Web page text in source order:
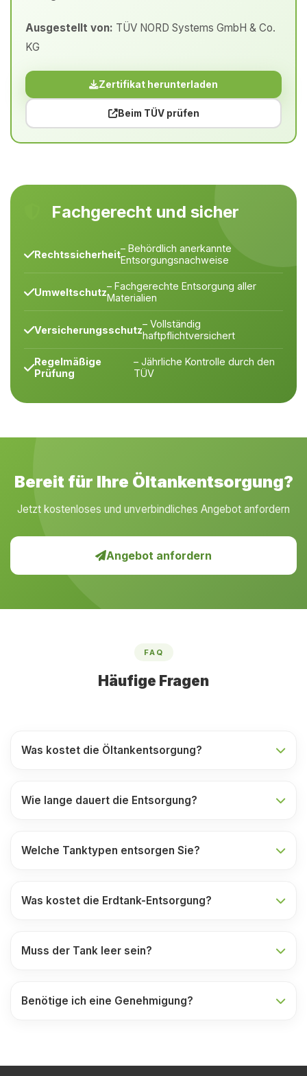
Ausgestellt von: TÜV NORD Systems GmbH & Co.
KG
Zertifikat herunterladen
Beim TÜV prüfen
Fachgerecht und sicher
Rechtssicherheit– Behördlich anerkannte
Entsorgungsnachweise
Umweltschutz– Fachgerechte Entsorgung aller
Materialien
Versicherungsschutz– Vollständig
haftpflichtversichert
Regelmäßige
Prüfung
– Jährliche Kontrolle durch den
TÜV
Bereit für Ihre Öltankentsorgung?
Jetzt kostenloses und unverbindliches Angebot anfordern
Angebot anfordern
FAQ
Häufige Fragen
Was kostet die Öltankentsorgung?
Wie lange dauert die Entsorgung?
Welche Tanktypen entsorgen Sie?
Was kostet die Erdtank-Entsorgung?
Muss der Tank leer sein?
Benötige ich eine Genehmigung?